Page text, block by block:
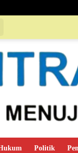
Politik